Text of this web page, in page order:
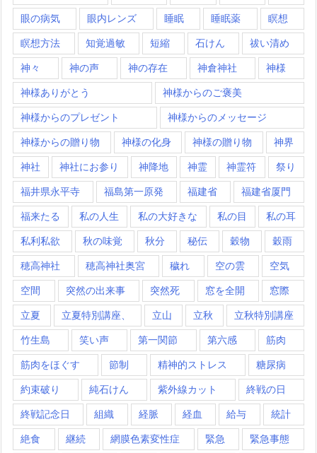
眼の病気 眼内レンズ 睡眠 睡眠薬 瞑想
瞑想方法 知覚過敏 短縮 石けん 祓い清め
神々 神の声 神の存在 神倉神社 神様
神様ありがとう 神様からのご褒美
神様からのプレゼント 神様からのメッセージ
神様からの贈り物 神様の化身 神様の贈り物 神界
神社 神社にお参り 神降地 神霊 神霊符 祭り
福井県永平寺 福島第一原発 福建省 福建省厦門
福来たる 私の人生 私の大好きな 私の目 私の耳
私利私欲 秋の味覚 秋分 秘伝 穀物 穀雨
穂高神社 穂高神社奥宮 穢れ 空の雲 空気
空間 突然の出来事 突然死 窓を全開 窓際
立夏 立夏特別講座、 立山 立秋 立秋特別講座
竹生島 笑い声 第一関節 第六感 筋肉
筋肉をほぐす 節制 精神的ストレス 糖尿病
約束破り 純石けん 紫外線カット 終戦の日
終戦記念日 組織 経脈 経血 給与 統計
絶食 継続 網膜色素変性症 緊急 緊急事態